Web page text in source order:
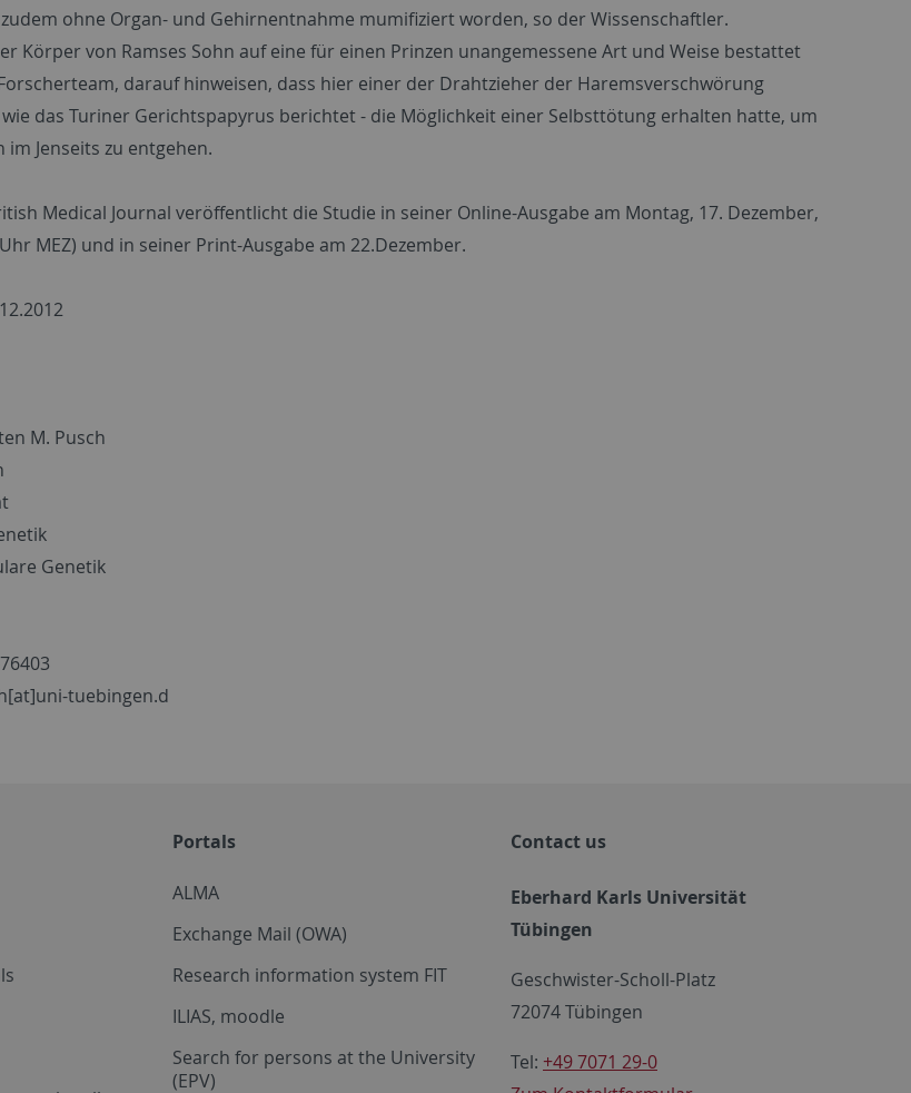
ohne Organ- und Gehirnentnahme mumifiziert worden, so der Wissenschaftler.
Körper von Ramses Sohn auf eine für einen Prinzen unangemessene Art und Weise bestattet
darauf hinweisen, dass hier einer der Drahtzieher der Haremsverschwörung
das Turiner Gerichtspapyrus berichtet - die Möglichkeit einer Selbsttötung erhalten hatte, um
Jenseits zu entgehen.
Medical Journal veröffentlicht die Studie in seiner Online-Ausgabe am Montag, 17. Dezember,
MEZ) und in seiner Print-Ausgabe am 22.Dezember.
M. Pusch
Genetik
tuebingen.d
Portals
ALMA
Exchange Mail (OWA)
Research information system FIT
ILIAS, moodle
Search for persons at the University
(EPV)
Contact us
Eberhard Karls Universität
Tübingen
Geschwister-Scholl-Platz
72074 Tübingen
Tel: +49 7071 29-0